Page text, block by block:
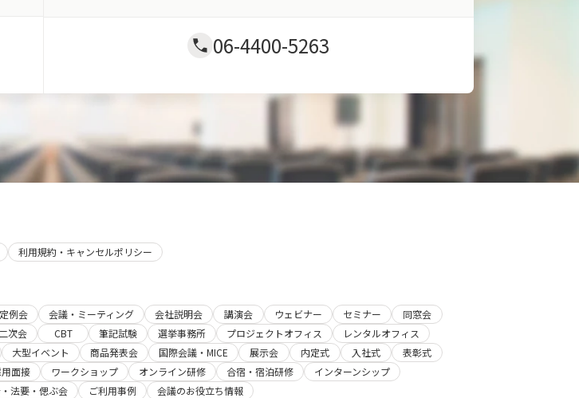
06-4400-5263
利用規約・キャンセルポリシー
例会 会議・ミーティング 会社説明会 講演会 ウェビナー セミナー
同窓会
次会 CBT 筆記試験 選挙事務所 プロジェクトオフィス
レンタルオフィス
大型イベント 商品発表会 国際会議・MICE 展示会 内定式 入社式
表彰式
面接 ワークショップ オンライン研修 合宿・宿泊研修
インターンシップ
法要・偲ぶ会 ご利用事例 会議のお役立ち情報